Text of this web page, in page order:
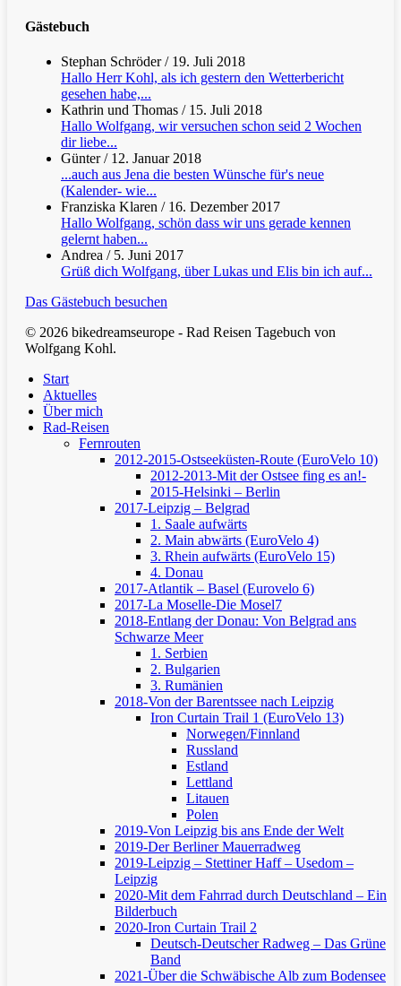
Gästebuch
Stephan Schröder/ 19. Juli 2018
Hallo Herr Kohl, als ich gestern den Wetterbericht
gesehen habe,...
Kathrin und Thomas / 15. Juli 2018
Hallo Wolfgang, wir versuchen schon seid 2 Wochen
dir liebe...
Günter/ 12. Januar 2018
...auch aus Jena die besten Wünsche für's neue
(Kalender- wie...
Franziska Klaren / 16. Dezember 2017
Hallo Wolfgang, schön dass wir uns gerade kennen
gelernt haben...
Andrea / 5. Juni 2017
Grüß dich Wolfgang, über Lukas und Elis bin ich auf...
Das Gästebuch besuchen
© 2026 bikedreamseurope - Rad Reisen Tagebuch von
Wolfgang Kohl.
Start
Aktuelles
Über mich
Rad-Reisen
Fernrouten
2012-2015-Ostseeküsten-Route (EuroVelo 10)
2012-2013-Mit der Ostsee fing es an!-
2015-Helsinki – Berlin
2017-Leipzig – Belgrad
1. Saale aufwärts
2. Main abwärts (EuroVelo 4)
3. Rhein aufwärts (EuroVelo 15)
4. Donau
2017-Atlantik – Basel (Eurovelo 6)
2017-La Moselle-Die Mosel7
2018-Entlang der Donau: Von Belgrad ans
Schwarze Meer
1. Serbien
2. Bulgarien
3. Rumänien
2018-Von der Barentssee nach Leipzig
Iron Curtain Trail 1 (EuroVelo 13)
Norwegen/Finnland
Russland
Estland
Lettland
Litauen
Polen
2019-Von Leipzig bis ans Ende der Welt
2019-Der Berliner Mauerradweg
2019-Leipzig – Stettiner Haff – Usedom –
Leipzig
2020-Mit dem Fahrrad durch Deutschland – Ein
Bilderbuch
2020-Iron Curtain Trail 2
Deutsch-Deutscher Radweg – Das Grüne
Band
2021-Über die Schwäbische Alb zum Bodensee